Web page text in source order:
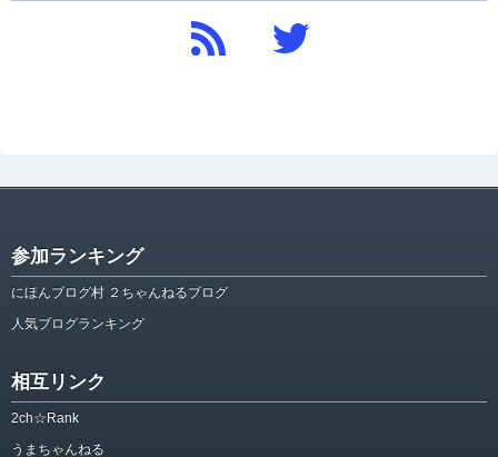
参加ランキング
にほんブログ村 ２ちゃんねるブログ
人気ブログランキング
相互リンク
2ch☆Rank
うまちゃんねる